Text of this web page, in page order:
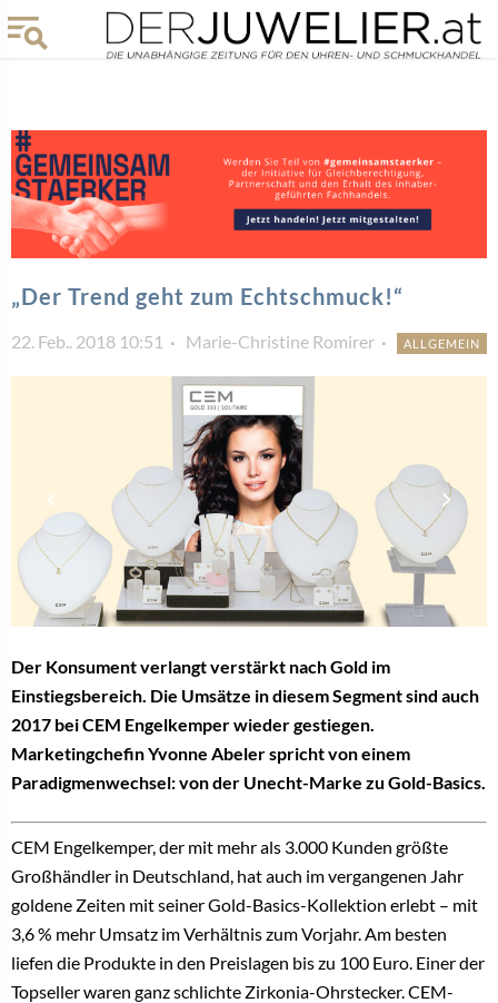
„Der Trend geht zum Echtschmuck!“
22. Feb.. 2018 10:51 Marie-Christine Romirer ALLGEMEIN
Der Konsument verlangt verstärkt nach Gold im
Einstiegsbereich. Die Umsätze in diesem Segment sind auch
2017 bei CEM Engelkemper wieder gestiegen.
Marketingchefin Yvonne Abeler spricht von einem
Paradigmenwechsel: von der Unecht-Marke zu Gold-Basics.
CEM Engelkemper, der mit mehr als 3.000 Kunden größte
Großhändler in Deutschland, hat auch im vergangenen Jahr
goldene Zeiten mit seiner Gold-Basics-Kollektion erlebt – mit
3,6 % mehr Umsatz im Verhältnis zum Vorjahr. Am besten
liefen die Produkte in den Preislagen bis zu 100 Euro. Einer der
Topseller waren ganz schlichte Zirkonia-Ohrstecker. CEM-